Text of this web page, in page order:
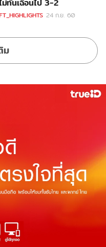
ม่ทันเฉือนไป 3-2
24 ก.ย. 60
ม